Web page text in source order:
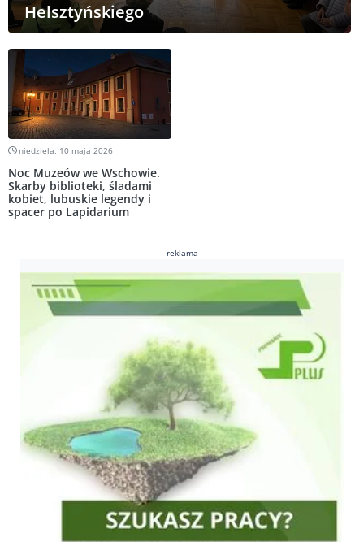
Helsztyńskiego
niedziela, 10 maja 2026
Noc Muzeów we Wschowie.
Skarby biblioteki, śladami
kobiet, lubuskie legendy i
spacer po Lapidarium
reklama